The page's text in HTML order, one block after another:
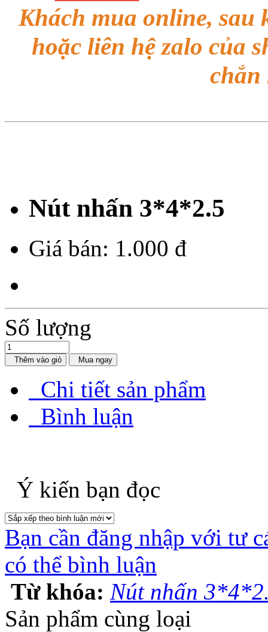
Khách mua online,
hoặc liên hệ zalo của
chắn
Nút nhấn 3*4*2.5
Giá bán: 1.000 đ
Số lượng
Thêm vào giỏ Mua ngay
Chi tiết sản phẩm
Bình luận
Ý kiến bạn đọc
Bạn cần đăng nhập với tư
có thể bình luận
Từ khóa: Nút nhấn
Sản phẩm cùng loại